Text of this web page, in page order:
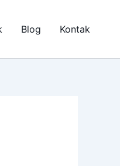
Blog Kontak